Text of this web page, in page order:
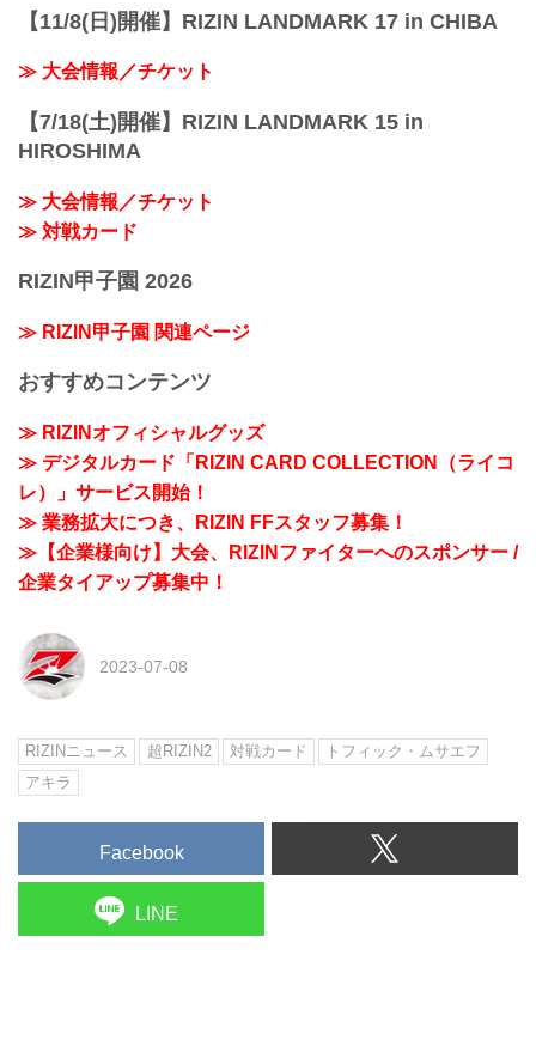
【11/8(日)開催】RIZIN LANDMARK 17 in CHIBA
≫ 大会情報／チケット
【7/18(土)開催】RIZIN LANDMARK 15 in
HIROSHIMA
≫ 大会情報／チケット
≫ 対戦カード
RIZIN甲子園 2026
≫ RIZIN甲子園 関連ページ
おすすめコンテンツ
≫ RIZINオフィシャルグッズ
≫ デジタルカード「RIZIN CARD COLLECTION（ライコ
レ）」サービス開始！
≫ 業務拡大につき、RIZIN FFスタッフ募集！
≫【企業様向け】大会、RIZINファイターへのスポンサー /
企業タイアップ募集中！
2023-07-08
RIZINニュース 超RIZIN2 対戦カード
トフィック・ムサエフ
アキラ
Facebook
LINE